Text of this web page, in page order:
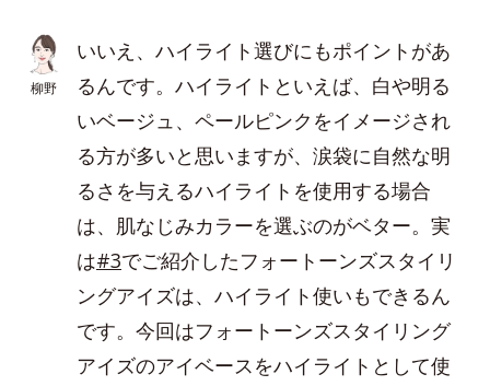
柳野
いいえ、ハイライト選びにもポイントがあ
るんです。ハイライトといえば、白や明る
いベージュ、ペールピンクをイメージされ
る方が多いと思いますが、涙袋に自然な明
るさを与えるハイライトを使用する場合
は、肌なじみカラーを選ぶのがベター。実
は#3でご紹介したフォートーンズスタイリ
ングアイズは、ハイライト使いもできるん
です。今回はフォートーンズスタイリング
アイズのアイベースをハイライトとして使